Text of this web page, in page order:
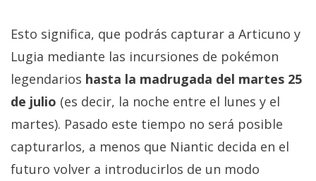
Esto significa, que podrás capturar a Articuno y
Lugia mediante las incursiones de pokémon
legendarios hasta la madrugada del martes 25
de julio (es decir, la noche entre el lunes y el
martes). Pasado este tiempo no será posible
capturarlos, a menos que Niantic decida en el
futuro volver a introducirlos de un modo